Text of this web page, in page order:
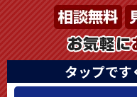
タップで